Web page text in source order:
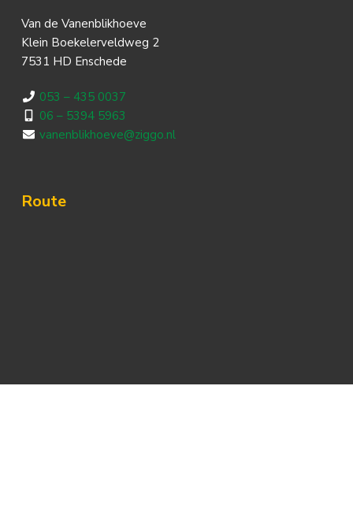
Van de Vanenblikhoeve
Klein Boekelerveldweg 2
7531 HD Enschede
053 – 435 0037
06 – 5394 5963
vanenblikhoeve@ziggo.nl
Route